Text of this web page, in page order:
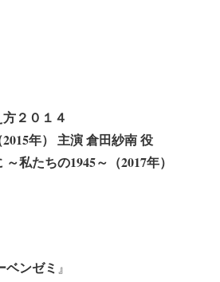
２０１４
年） 主演 倉田紗南 役
私たちの1945～（2017年）
ベンゼミ 』